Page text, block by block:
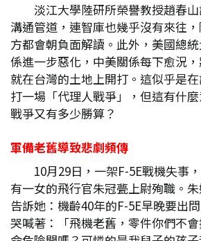
淡江大學陸研所榮譽教授趙春
溝通管道，連智庫也幾乎沒有來往
方都會朝負面解讀。此外，美國總
係進一步惡化，中美關係每下愈況
就在台灣的土地上開打。這似乎是
打一場「代理人戰爭」，但這有什
戰爭又有多少勝算？
軍備老舊導致悲劇頻傳
10月29日，一架F-5E戰機失事
有一女的飛行官朱冠甍上尉殉職。
告訴她：機齡40年的F-5E早晚要出
哭喊著：「飛機老舊，零件你們不